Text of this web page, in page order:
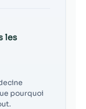
les
pourquoi